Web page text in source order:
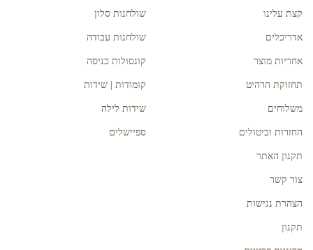
קצת עלינו
אדריכלים
אחריות מוצר
תחזוקת הרהיט
משלוחים
החזרות וביטולים
תקנון האתר
צור קשר
הצהרת נגישות
תקנון
שולחנות סלון
שולחנות עבודה
קונסולות כניסה
קומודות | שידות
שידות לילה
ספיישלים